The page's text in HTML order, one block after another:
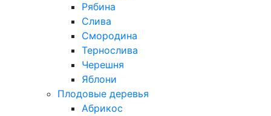
Рябина
Слива
Смородина
Тернослива
Черешня
Яблони
Плодовые деревья
Абрикос